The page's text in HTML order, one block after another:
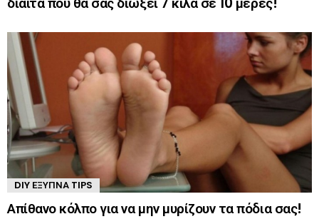
DIY ΈΞΥΠΝΑ TIPS
Απίθανο κόλπο για να μην μυρίζουν τα πόδια σας!